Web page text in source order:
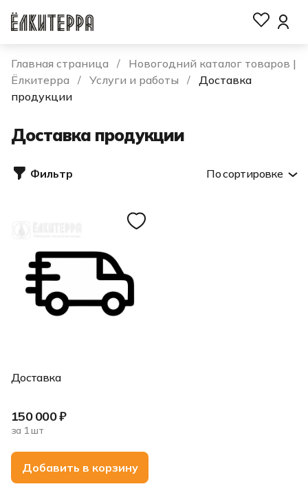
Главная страница
Новогодний каталог товаров |
Ёлкитерра
Услуги и работы
Доставка
продукции
Доставка продукции
Фильтр По сортировке
Доставка
150 000 ₽
за 1 шт
Добавить в корзину